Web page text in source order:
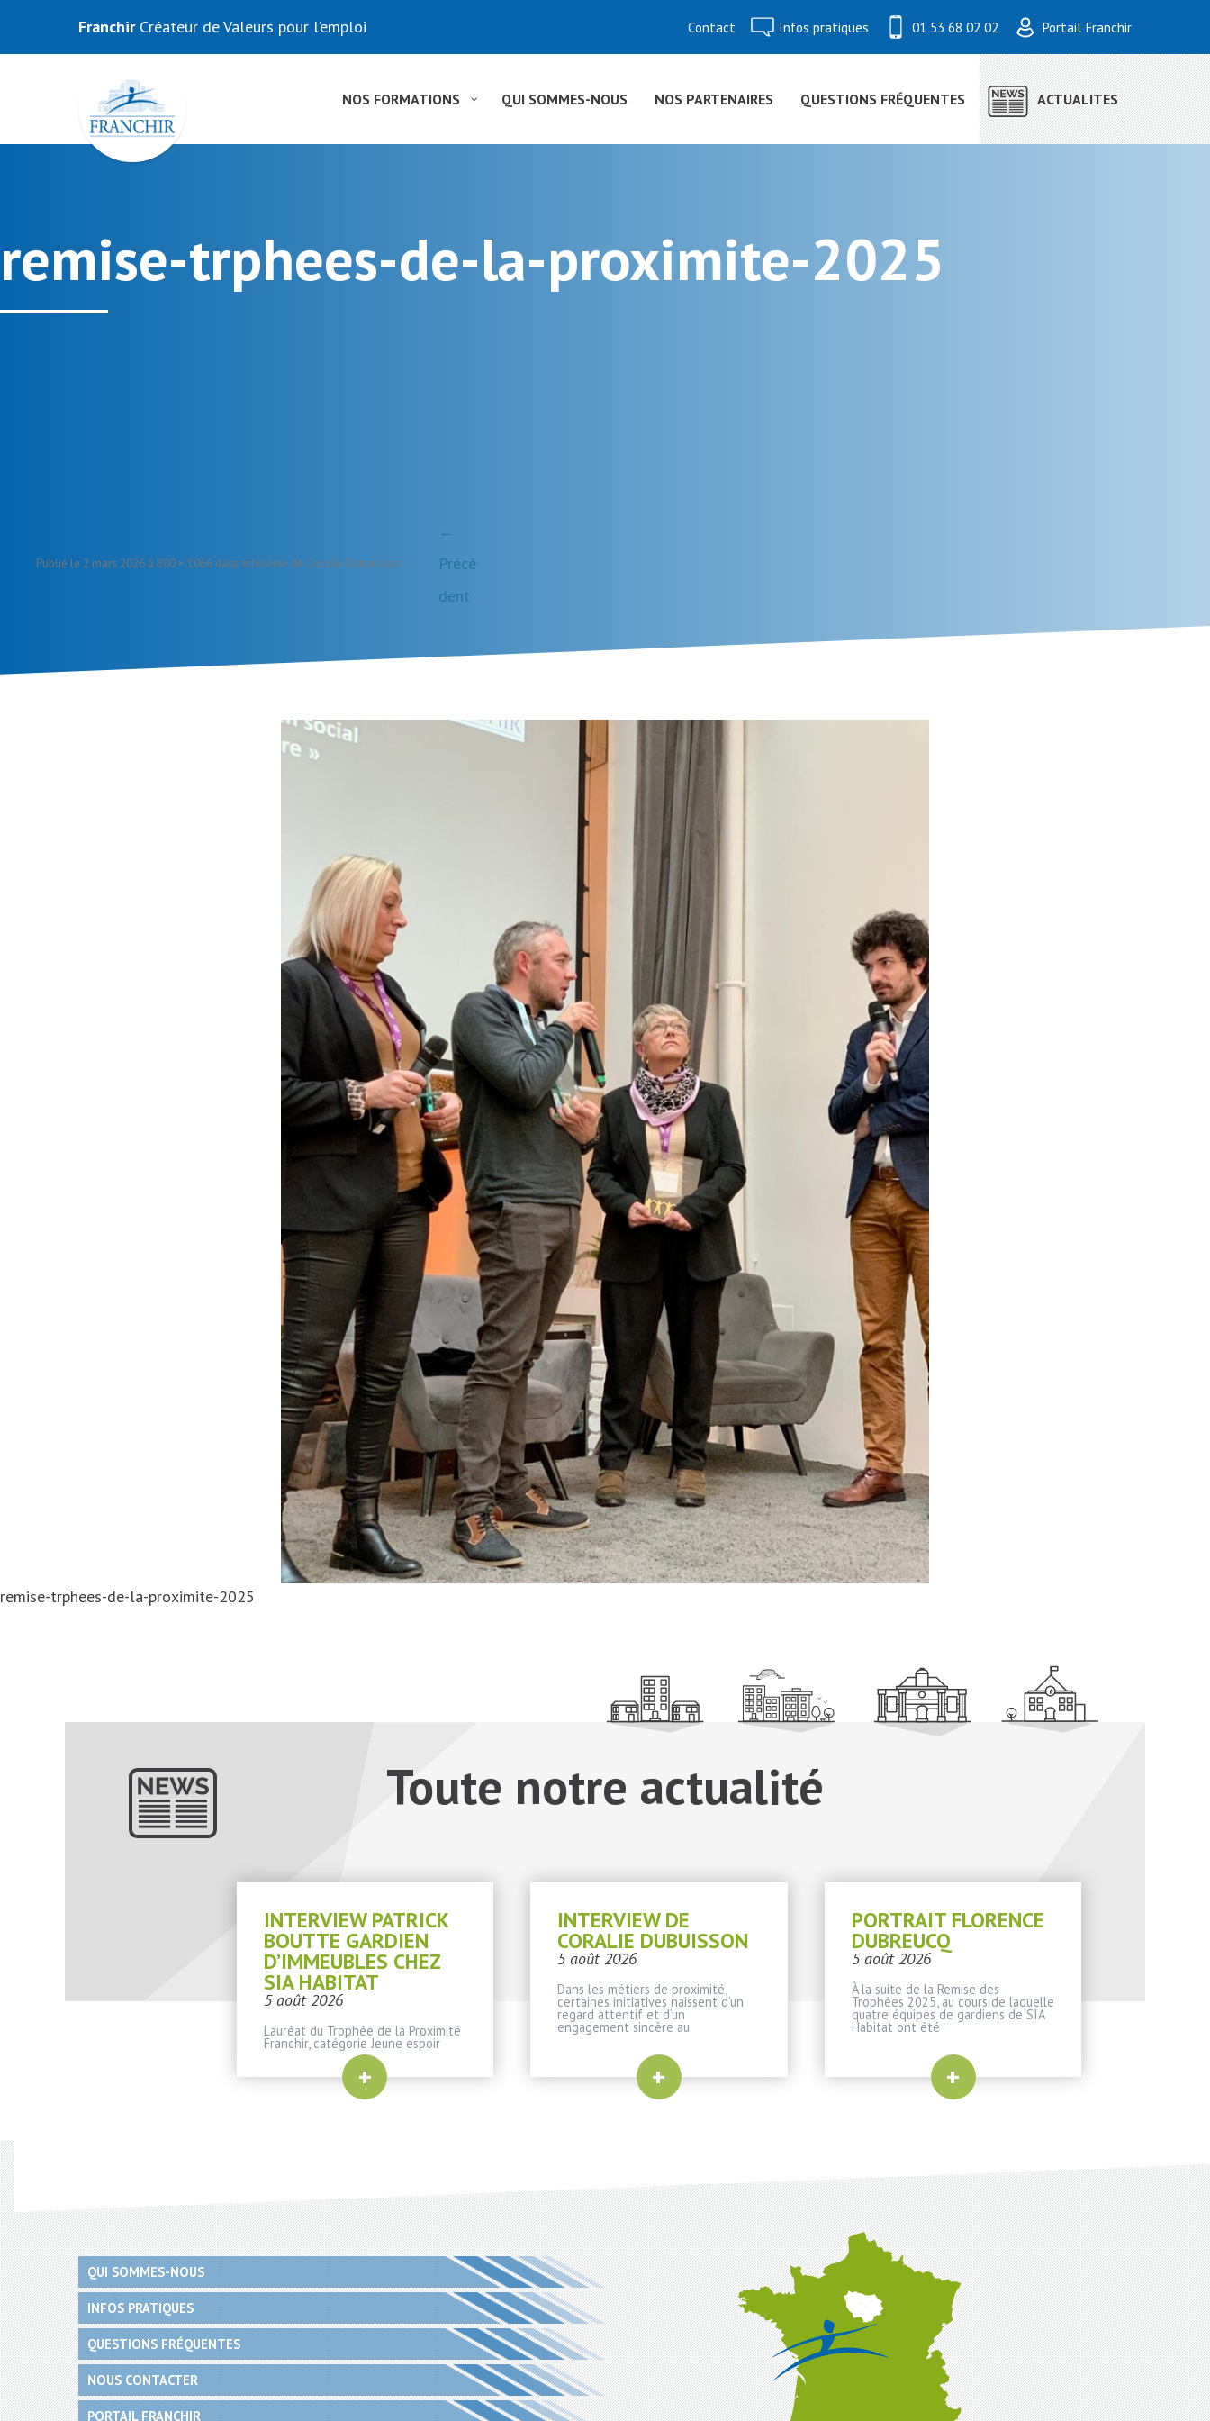
Franchir Créateur de Valeurs pour l’emploi Contact Infos pratiques 01 53 68 02 02 Portail Franchir
contenu
NOS FORMATIONS QUI SOMMES-NOUS NOS PARTENAIRES QUESTIONS FRÉQUENTES ACTUALITES
remise-trphees-de-la-proximite-2025
Publié le 2 mars 2026 à 800 × 1066 dans Interview de Coralie Dubuisson.
←
Précé
dent
remise-trphees-de-la-proximite-2025
Toute notre actualité
INTERVIEW PATRICK
BOUTTE GARDIEN
D’IMMEUBLES CHEZ
SIA HABITAT
5 août 2026
Lauréat du Trophée de la Proximité
Franchir, catégorie Jeune espoir
+
INTERVIEW DE
CORALIE DUBUISSON
5 août 2026
Dans les métiers de proximité,
certaines initiatives naissent d’un
regard attentif et d’un
engagement sincère au
+
PORTRAIT FLORENCE
DUBREUCQ
5 août 2026
À la suite de la Remise des
Trophées 2025, au cours de laquelle
quatre équipes de gardiens de SIA
Habitat ont été
+
QUI SOMMES-NOUS
INFOS PRATIQUES
QUESTIONS FRÉQUENTES
NOUS CONTACTER
PORTAIL FRANCHIR